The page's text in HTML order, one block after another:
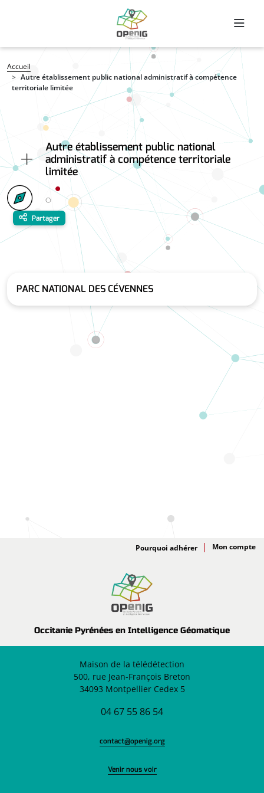
Fil d'Ariane
Accueil
Autre établissement public national administratif à compétence
territoriale limitée
Autre établissement public national
administratif à compétence territoriale
limitée
Partager
PARC NATIONAL DES CÉVENNES
Occitanie Pyrénées en Intelligence Géomatique
Adhésion
Pourquoi adhérer
Maison de la télédétection
500, rue Jean-François Breton
34093 Montpellier Cedex 5
04 67 55 86 54
contact@openig.org
Venir nous voir